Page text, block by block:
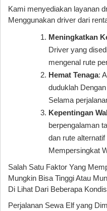
Kami menyediakan layanan
Menggunakan driver dari
Meningkatkan
Driver yang
mengenal rute
Hemat Tenaga:
duduklah
Selama
Kepentingan
berpengalaman
dan rute
Mempersingkat
Salah Satu Faktor Yang
Mungkin Bisa Tinggi Atau
Di Lihat Dari Beberapa
Perjalanan Sewa Elf yang